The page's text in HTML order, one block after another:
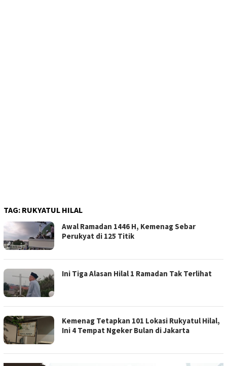
TAG: RUKYATUL HILAL
Awal Ramadan 1446 H, Kemenag Sebar
Perukyat di 125 Titik
Ini Tiga Alasan Hilal 1 Ramadan Tak Terlihat
Kemenag Tetapkan 101 Lokasi Rukyatul Hilal,
Ini 4 Tempat Ngeker Bulan di Jakarta